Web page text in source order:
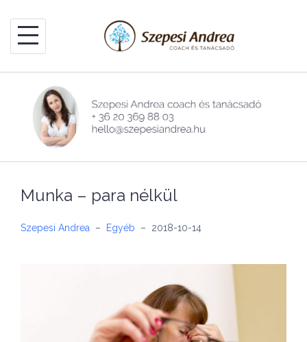
content
Munka – para nélkül
Szepesi Andrea – Egyéb – 2018-10-14